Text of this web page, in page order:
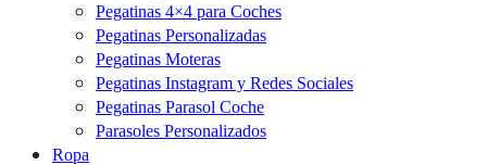
Pegatinas 4×4 para Coches
Pegatinas Personalizadas
Pegatinas Moteras
Pegatinas Instagram y Redes Sociales
Pegatinas Parasol Coche
Parasoles Personalizados
Ropa